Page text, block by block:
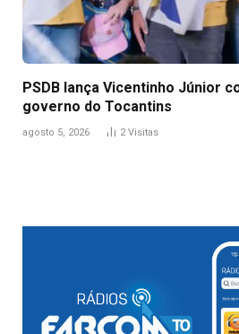
PSDB lança Vicentinho Júnior
governo do Tocantins
agosto 5, 2026 2Visitas